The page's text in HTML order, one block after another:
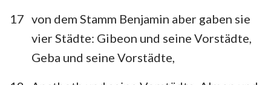
17 von dem Stamm Benjamin aber gaben sie
vier Städte: Gibeon und seine Vorstädte,
Geba und seine Vorstädte,